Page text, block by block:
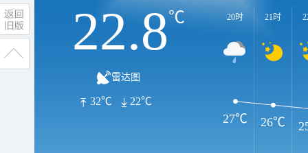
22.8℃
雷达图
32℃ 22℃
20时 21时
27℃ 26℃